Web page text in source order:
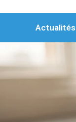
Actualités